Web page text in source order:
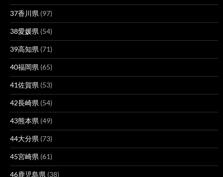
37香川県 (97)
38愛媛県 (54)
39高知県 (71)
40福岡県 (65)
41佐賀県 (53)
42長崎県 (54)
43熊本県 (49)
44大分県 (73)
45宮崎県 (61)
46鹿児島県 (38)